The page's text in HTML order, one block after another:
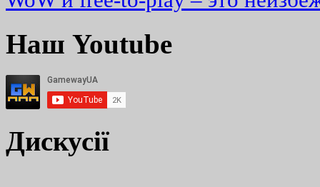
Наш Youtube
Дискусії